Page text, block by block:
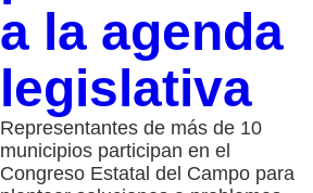
a la agenda
legislativa
Representantes de más de 10
municipios participan en el
Congreso Estatal del Campo para